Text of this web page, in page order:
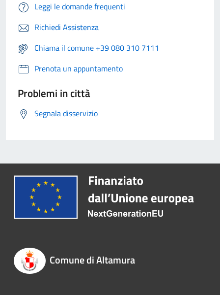
Leggi le domande frequenti
Richiedi Assistenza
Chiama il comune +39 080 310 7111
Prenota un appuntamento
Problemi in città
Segnala disservizio
Comune di Altamura